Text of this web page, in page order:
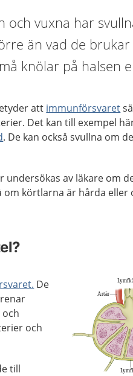
och vuxna har
än vad de brukar
knölar på halsen
att immunförsvaret
Det kan till exempel
. De kan också svullna om
undersökas av läkare om
om körtlarna är hårda
De
och
till